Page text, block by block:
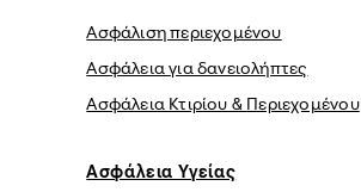
Ασφάλιση περιεχομένου
Ασφάλεια για δανειολήπτες
Ασφάλεια Κτιρίου & Περιεχομένου
Ασφάλεια Yγείας